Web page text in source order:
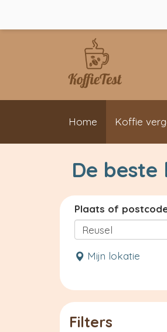
Home Koffie
De beste
Plaats of
Mijn lokatie
Filters